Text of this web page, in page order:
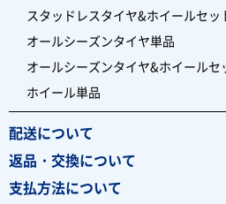
スタッドレスタイヤ&ホイールセッ
オールシーズンタイヤ単品
オールシーズンタイヤ&ホイールセ
ホイール単品
配送について
返品・交換について
支払方法について